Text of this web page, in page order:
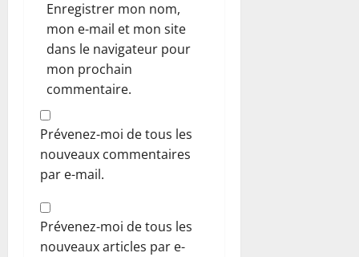
Enregistrer mon nom,
mon e-mail et mon site
dans le navigateur pour
mon prochain
commentaire.
Prévenez-moi de tous les
nouveaux commentaires
par e-mail.
Prévenez-moi de tous les
nouveaux articles par e-